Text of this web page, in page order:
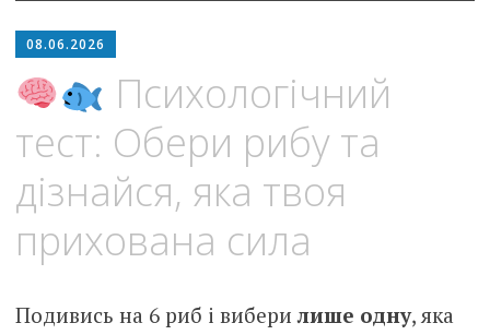
to
content
08.06.2026
Психологічний
тест: Обери рибу та
дізнайся, яка твоя
прихована сила
Подивись на 6 риб і виберилише одну, яка